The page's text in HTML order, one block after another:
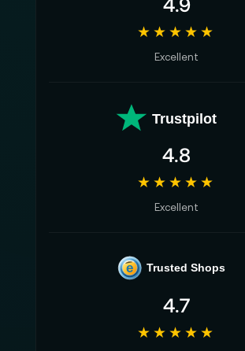
★★★★★
Excellent
Trustpilot
4.8
★★★★★
Excellent
e Trusted Shops
4.7
★★★★★